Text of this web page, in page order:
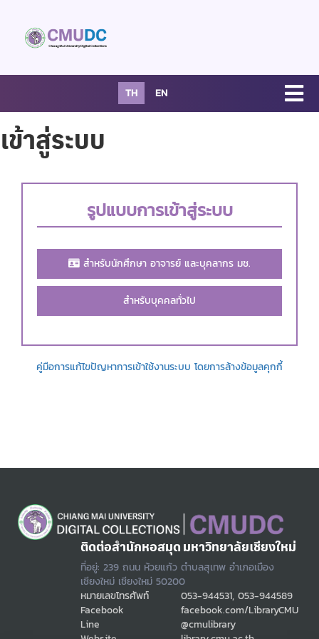
TH EN
เข้าสู่ระบบ
รูปแบบการเข้าสู่ระบบ
สำหรับนักศึกษา อาจารย์ และบุคลากร มช.
สำหรับบุคคลทั่วไป
คู่มือการแก้ไขปัญหาการเข้าใช้งานระบบ โดยการล้างข้อมูลคุกกี้
ติดต่อสำนักหอสมุด มหาวิทยาลัยเชียงใหม่
ที่อยู่: 239 ถนน ห้วยแก้ว ตำบลสุเทพ อำเภอเมือง
เชียงใหม่ เชียงใหม่ 50200
หมายเลขโทรศัพท์ 053-944531, 053-944589
Facebook
facebook.com/LibraryCMU
Line
@cmulibrary